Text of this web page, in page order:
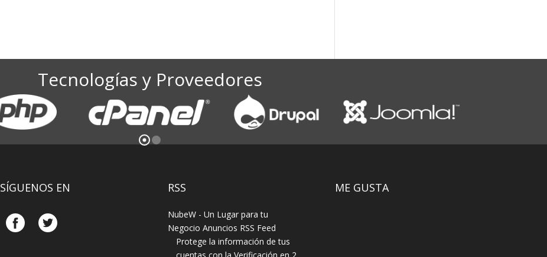
Tecnologías y Proveedores
SÍGUENOS EN RSS
Protege la información de tus
ME GUSTA